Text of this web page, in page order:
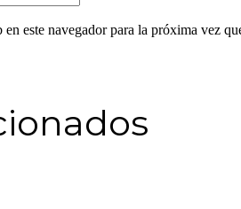
este navegador para la próxima vez